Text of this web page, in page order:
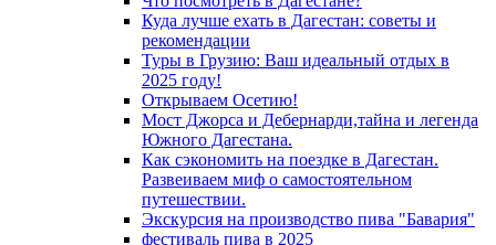
Куда лучше ехать в Дагестан: советы и
рекомендации
Туры в Грузию: Ваш идеальный отдых в
2025 году!
Открываем Осетию!
Мост Джорса и Дебернарди,тайна и легенда
Южного Дагестана.
Как сэкономить на поездке в Дагестан.
Развеиваем миф о самостоятельном
путешествии.
Экскурсия на производство пива "Бавария"
фестиваль пива в 2025